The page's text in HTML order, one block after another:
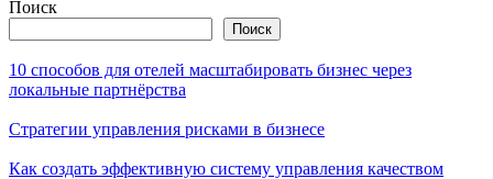
Поиск
Поиск
10 способов для отелей масштабировать бизнес через
локальные партнёрства
Стратегии управления рисками в бизнесе
Как создать эффективную систему управления качеством